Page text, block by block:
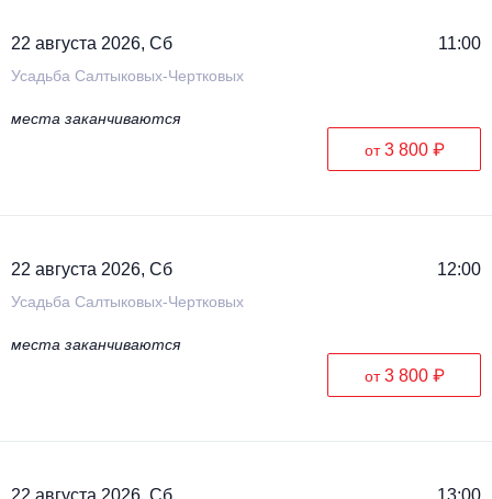
22 августа 2026, Сб 11:00
Усадьба Салтыковых-Чертковых
места заканчиваются
от3 800 ₽
22 августа 2026, Сб 12:00
Усадьба Салтыковых-Чертковых
места заканчиваются
от3 800 ₽
22 августа 2026, Сб 13:00